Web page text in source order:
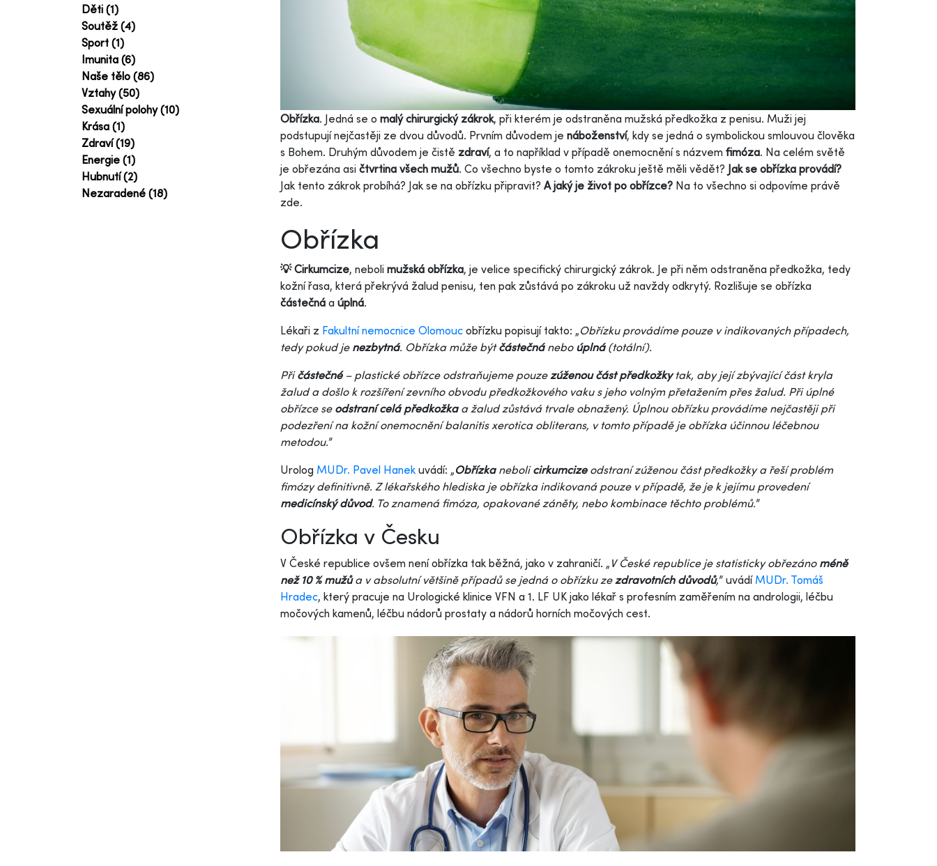
Děti (1)
Soutěž (4)
Sport (1)
Imunita (6)
Naše tělo (86)
Vztahy (50)
Sexuální polohy (10)
Krása (1)
Zdraví (19)
Energie (1)
Hubnutí (2)
Nezaradené (18)
Obřízka. Jedná se o malý chirurgický zákrok, při kterém je odstraněna mužská předkožka z penisu. Muži jej
podstupují nejčastěji ze dvou důvodů. Prvním důvodem je náboženství, kdy se jedná o symbolickou smlouvou člověka
s Bohem. Druhým důvodem je čistě zdraví, a to například v případě onemocnění s názvem fimóza. Na celém světě
je obřezána asi čtvrtina všech mužů. Co všechno byste o tomto zákroku ještě měli vědět? Jak se obřízka provádí?
Jak tento zákrok probíhá? Jak se na obřízku připravit? A jaký je život po obřízce? Na to všechno si odpovíme právě
zde.
Obřízka
💡 Cirkumcize, neboli mužská obřízka, je velice specifický chirurgický zákrok. Je při něm odstraněna předkožka, tedy
kožní řasa, která překrývá žalud penisu, ten pak zůstává po zákroku už navždy odkrytý. Rozlišuje se obřízka
částečná a úplná.
Lékaři z Fakultní nemocnice Olomouc obřízku popisují takto: „Obřízku provádíme pouze v indikovaných případech,
tedy pokud je nezbytná. Obřízka může býtčástečná nebo úplná (totální).
Přičástečné – plastické obřízce odstraňujeme pouzezúženou část předkožkytak, aby její zbývající část kryla
žalud a došlo k rozšíření zevního obvodu předkožkového vaku s jeho volným přetažením přes žalud. Při úplné
obřízce se odstraní celá předkožkaa žalud zůstává trvale obnažený. Úplnou obřízku provádíme nejčastěji při
podezření na kožní onemocnění balanitis xerotica obliterans, v tomto případě je obřízka účinnou léčebnou
metodou.”
Urolog MUDr. Pavel Hanekuvádí: „Obřízka nebolicirkumcize odstraní zúženou část předkožky a řeší problém
fimózy definitivně. Z lékařského hlediska je obřízka indikovaná pouze v případě, že je k jejímu provedení
medicínský důvod. To znamená fimóza, opakované záněty, nebo kombinace těchto problémů.”
Obřízka v Česku
V České republice ovšem není obřízka tak běžná, jako v zahraničí. „ V České republice je statisticky obřezáno méně
než 10 % mužůa v absolutní většině případů se jedná o obřízku zezdravotních důvodů,” uvádí MUDr. Tomáš
Hradec, který pracuje na Urologické klinice VFN a 1. LF UK jako lékař s profesním zaměřením na andrologii, léčbu
močových kamenů, léčbu nádorů prostaty a nádorů horních močových cest.